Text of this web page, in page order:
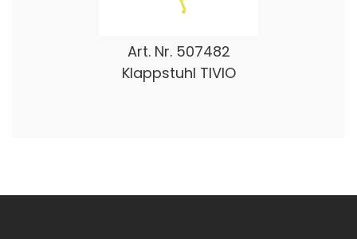
Art. Nr. 507482
Klappstuhl TIVIO